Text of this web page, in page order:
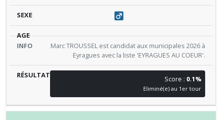
Marc TROUSSEL est candidat aux municipales 2026 à
Eyragues avec la liste 'EYRAGUES AU COEUR'.
Score : 0.1%
Eliminé(e) au 1er tour